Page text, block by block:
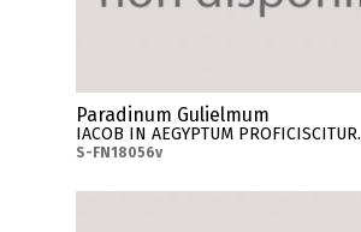
Paradinum Gulielmum
IACOB IN AEGYPTUM PROFICISCITUR.
S-FN18056v